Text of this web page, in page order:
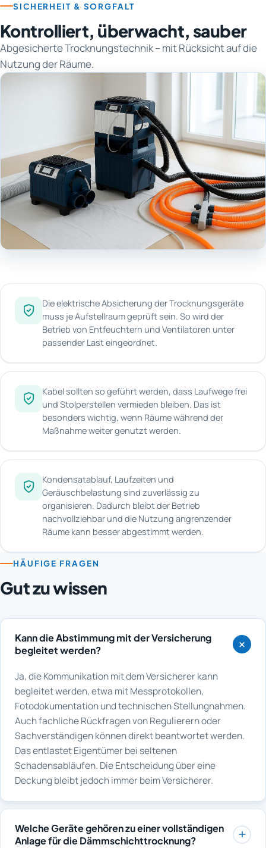
SICHERHEIT & SORGFALT
Kontrolliert, überwacht, sauber
Abgesicherte Trocknungstechnik – mit Rücksicht auf die
Nutzung der Räume.
Die elektrische Absicherung der Trocknungsgeräte
muss je Aufstellraum geprüft sein. So wird der
Betrieb von Entfeuchtern und Ventilatoren unter
passender Last eingeordnet.
Kabel sollten so geführt werden, dass Laufwege frei
und Stolperstellen vermieden bleiben. Das ist
besonders wichtig, wenn Räume während der
Maßnahme weiter genutzt werden.
Kondensatablauf, Laufzeiten und
Geräuschbelastung sind zuverlässig zu
organisieren. Dadurch bleibt der Betrieb
nachvollziehbar und die Nutzung angrenzender
Räume kann besser abgestimmt werden.
HÄUFIGE FRAGEN
Gut zu wissen
Kann die Abstimmung mit der Versicherung
begleitet werden?
Ja, die Kommunikation mit dem Versicherer kann
begleitet werden, etwa mit Messprotokollen,
Fotodokumentation und technischen Stellungnahmen.
Auch fachliche Rückfragen von Regulierern oder
Sachverständigen können direkt beantwortet werden.
Das entlastet Eigentümer bei seltenen
Schadensabläufen. Die Entscheidung über eine
Deckung bleibt jedoch immer beim Versicherer.
Welche Geräte gehören zu einer vollständigen
Anlage für die Dämmschichttrocknung?